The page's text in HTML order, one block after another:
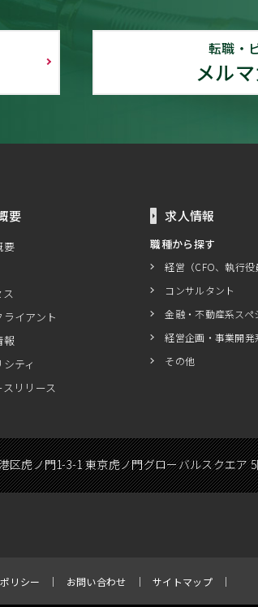
転職・
メル
要
要
ス
イアント
報
ティ
スリリース
求人情報
職種から探す
経営（CFO、執行役
コンサルタント
金融・不動産系スペ
経営企画・事業開発
その他
区虎ノ門1-3-1 東京虎ノ門グローバルスクエア
リシー お問い合わせ サイトマップ